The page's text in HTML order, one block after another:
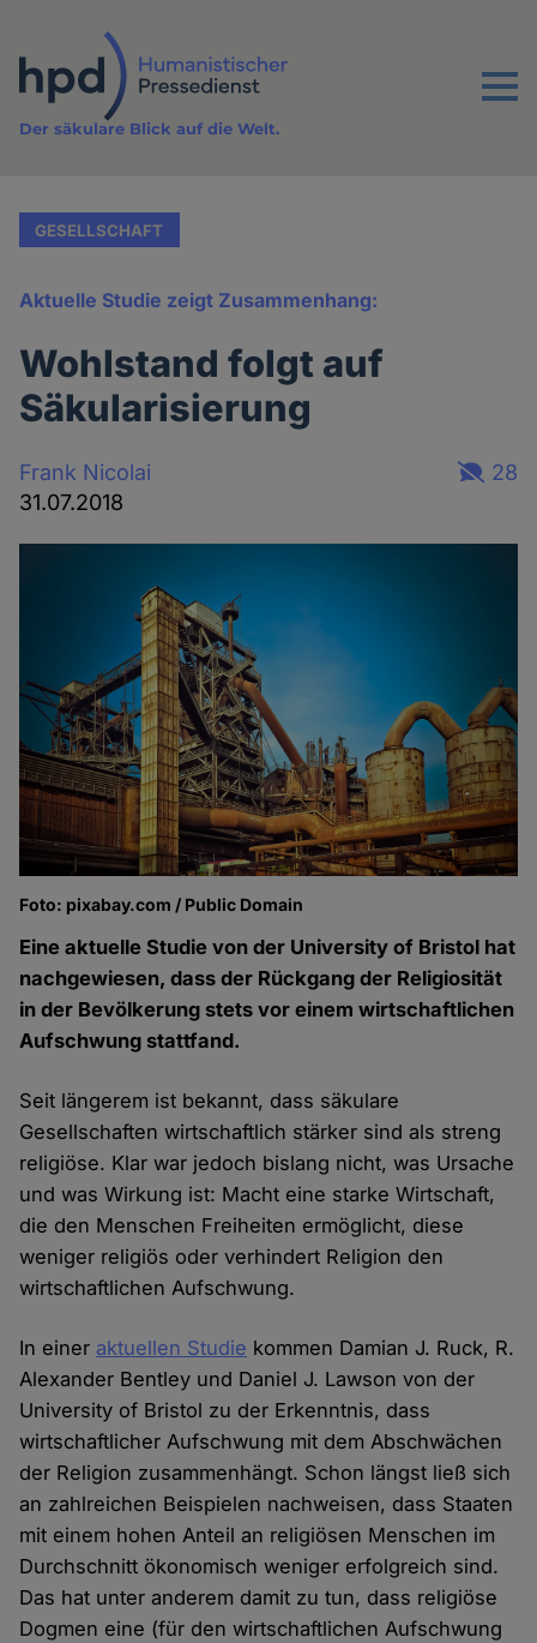
Inhalt
Menu
Der säkulare Blick auf die Welt.
GESELLSCHAFT
Aktuelle Studie zeigt Zusammenhang:
Wohlstand folgt auf
Säkularisierung
Frank Nicolai
31.07.2018
28
Foto: pixabay.com / Public Domain
Eine aktuelle Studie von der University of Bristol hat
nachgewiesen, dass der Rückgang der Religiosität
in der Bevölkerung stets vor einem wirtschaftlichen
Aufschwung stattfand.
Seit längerem ist bekannt, dass säkulare
Gesellschaften wirtschaftlich stärker sind als streng
religiöse. Klar war jedoch bislang nicht, was Ursache
und was Wirkung ist: Macht eine starke Wirtschaft,
die den Menschen Freiheiten ermöglicht, diese
weniger religiös oder verhindert Religion den
wirtschaftlichen Aufschwung.
In einer aktuellen Studie kommen Damian J. Ruck, R.
Alexander Bentley und Daniel J. Lawson von der
University of Bristol zu der Erkenntnis, dass
wirtschaftlicher Aufschwung mit dem Abschwächen
der Religion zusammenhängt. Schon längst ließ sich
an zahlreichen Beispielen nachweisen, dass Staaten
mit einem hohen Anteil an religiösen Menschen im
Durchschnitt ökonomisch weniger erfolgreich sind.
Das hat unter anderem damit zu tun, dass religiöse
Dogmen eine (für den wirtschaftlichen Aufschwung